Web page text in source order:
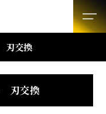
刃交換
刃交換